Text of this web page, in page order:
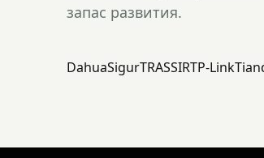
запас развития.
DahuaSigurTRASSIRTP-Link